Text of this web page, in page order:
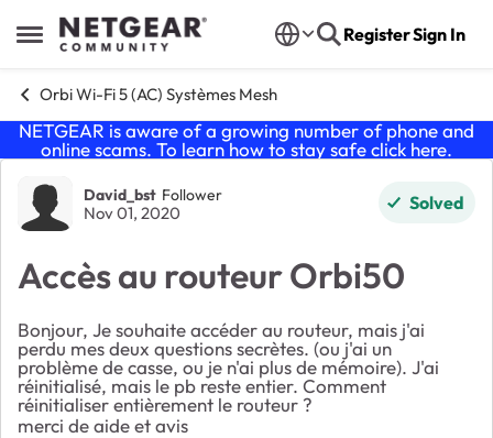
Open Side Menu
Skip to content RegisterSign In
Orbi Wi-Fi 5 (AC) Systèmes Mesh
NETGEAR is aware of a growing number of phone and
online scams. To learn how to stay safe click here.
Forum Discussion
David_bst Follower
Nov 01, 2020 Solved
Accès au routeur Orbi50
Bonjour, Je souhaite accéder au routeur, mais j'ai
perdu mes deux questions secrètes. (ou j'ai un
problème de casse, ou je n'ai plus de mémoire). J'ai
réinitialisé, mais le pb reste entier. Comment
réinitialiser entièrement le routeur ?
merci de aide et avis